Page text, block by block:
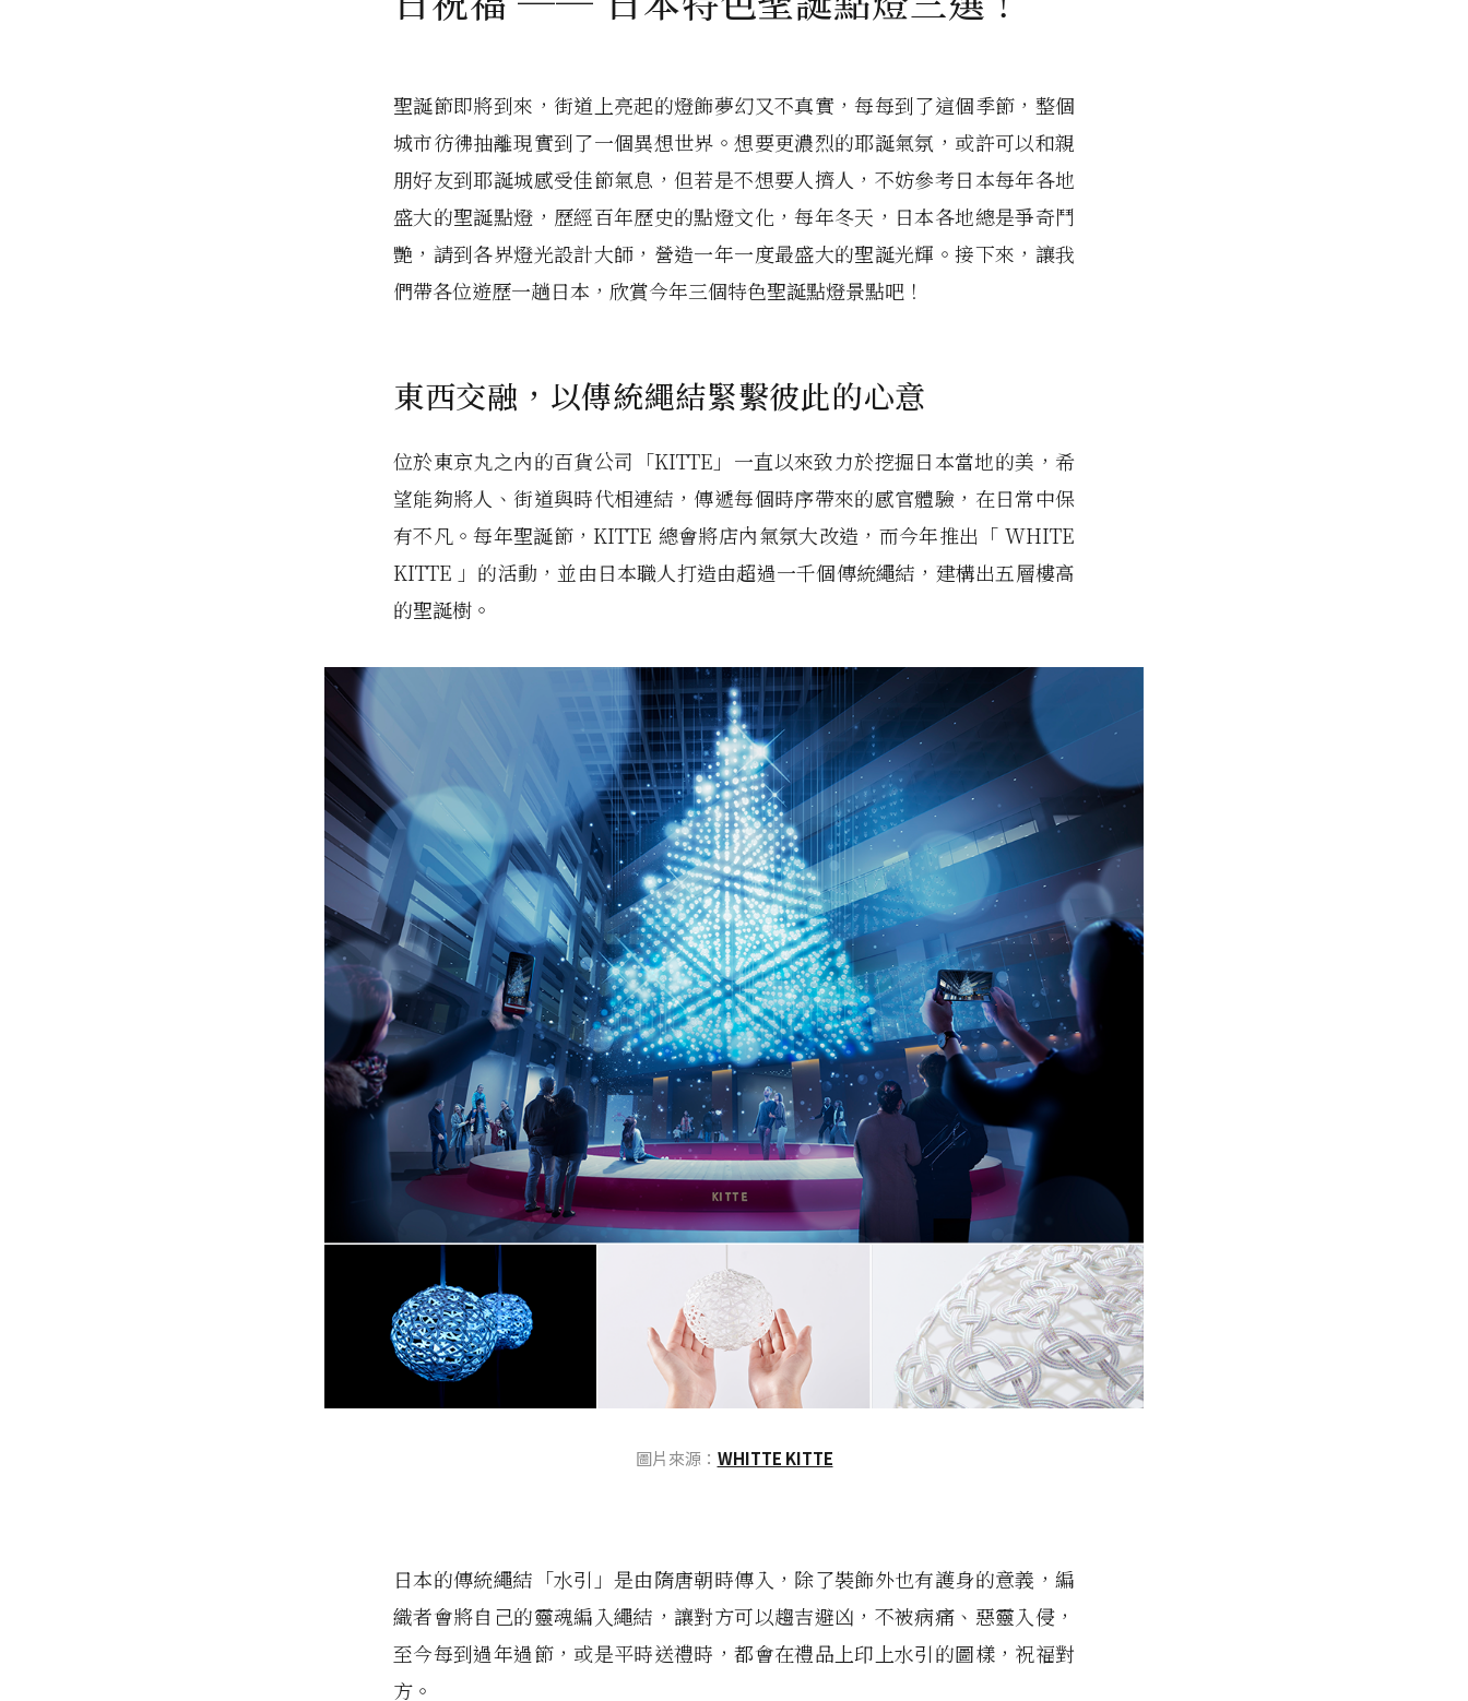
聖誕節即將到來，街道上亮起的燈飾夢幻又不真實，每每到了這個季節，整個
城市彷彿抽離現實到了一個異想世界。想要更濃烈的耶誕氣氛，或許可以和親
朋好友到耶誕城感受佳節氣息，但若是不想要人擠人，不妨參考日本每年各地
盛大的聖誕點燈，歷經百年歷史的點燈文化，每年冬天，日本各地總是爭奇鬥
艷，請到各界燈光設計大師，營造一年一度最盛大的聖誕光輝。接下來，讓我
們帶各位遊歷一趟日本，欣賞今年三個特色聖誕點燈景點吧！
東西交融，以傳統繩結緊繫彼此的心意
位於東京丸之內的百貨公司「KITTE」一直以來致力於挖掘日本當地的美，希
望能夠將人、街道與時代相連結，傳遞每個時序帶來的感官體驗，在日常中保
有不凡。每年聖誕節，KITTE 總會將店內氣氛大改造，而今年推出「 WHITE
KITTE 」的活動，並由日本職人打造由超過一千個傳統繩結，建構出五層樓高
的聖誕樹。
圖片來源： WHITTE KITTE
日本的傳統繩結「水引」是由隋唐朝時傳入，除了裝飾外也有護身的意義，編
織者會將自己的靈魂編入繩結，讓對方可以趨吉避凶，不被病痛、惡靈入侵，
至今每到過年過節，或是平時送禮時，都會在禮品上印上水引的圖樣，祝福對
方。